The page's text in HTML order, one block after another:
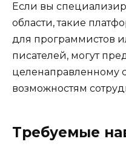
Если вы
области, такие
для программистов
писателей, могут
целенаправленному
возможностям
Требуемые